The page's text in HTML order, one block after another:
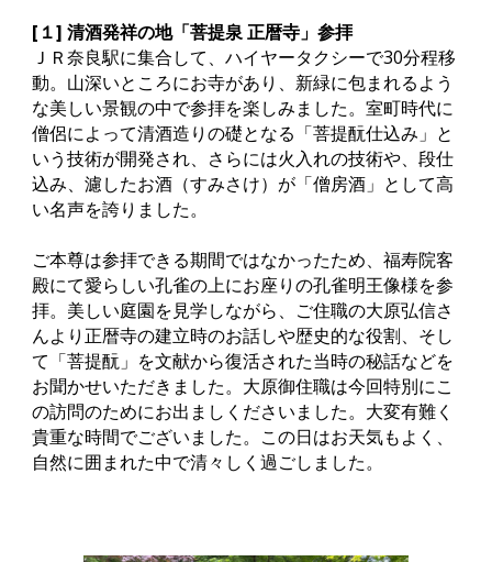
[１] 清酒発祥の地「菩提泉 正暦寺」参拝
ＪＲ奈良駅に集合して、ハイヤータクシーで30分程移
動。山深いところにお寺があり、新緑に包まれるよう
な美しい景観の中で参拝を楽しみました。室町時代に
僧侶によって清酒造りの礎となる「菩提酛仕込み」と
いう技術が開発され、さらには火入れの技術や、段仕
込み、濾したお酒（すみさけ）が「僧房酒」として高
い名声を誇りました。
ご本尊は参拝できる期間ではなかったため、福寿院客
殿にて愛らしい孔雀の上にお座りの孔雀明王像様を参
拝。美しい庭園を見学しながら、ご住職の大原弘信さ
んより正暦寺の建立時のお話しや歴史的な役割、そし
て「菩提酛」を文献から復活された当時の秘話などを
お聞かせいただきました。大原御住職は今回特別にこ
の訪問のためにお出ましくださいました。大変有難く
貴重な時間でございました。この日はお天気もよく、
自然に囲まれた中で清々しく過ごしました。